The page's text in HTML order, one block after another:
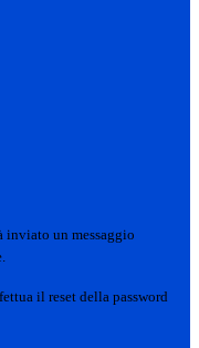
inviato un messaggio
il reset della password